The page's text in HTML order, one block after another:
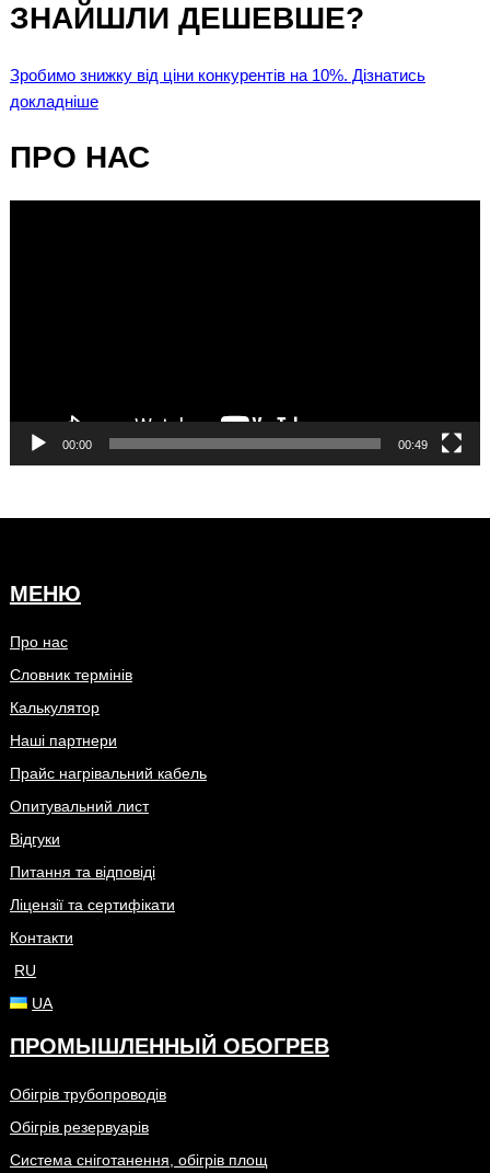
ЗНАЙШЛИ ДЕШЕВШЕ?
Зробимо знижку від ціни конкурентів на 10%. Дізнатись
докладніше
ПРО НАС
00:00 00:49
МЕНЮ
Про нас
Словник термінів
Калькулятор
Наші партнери
Прайс нагрівальний кабель
Опитувальний лист
Відгуки
Питання та відповіді
Ліцензії та сертифікати
Контакти
RU
UA
ПРОМЫШЛЕННЫЙ ОБОГРЕВ
Обігрів трубопроводів
Обігрів резервуарів
Система сніготанення, обігрів площ